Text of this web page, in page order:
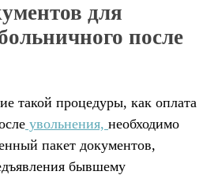
для
после
такой процедуры, как оплата
увольнения, необходимо
пакет документов,
бывшему